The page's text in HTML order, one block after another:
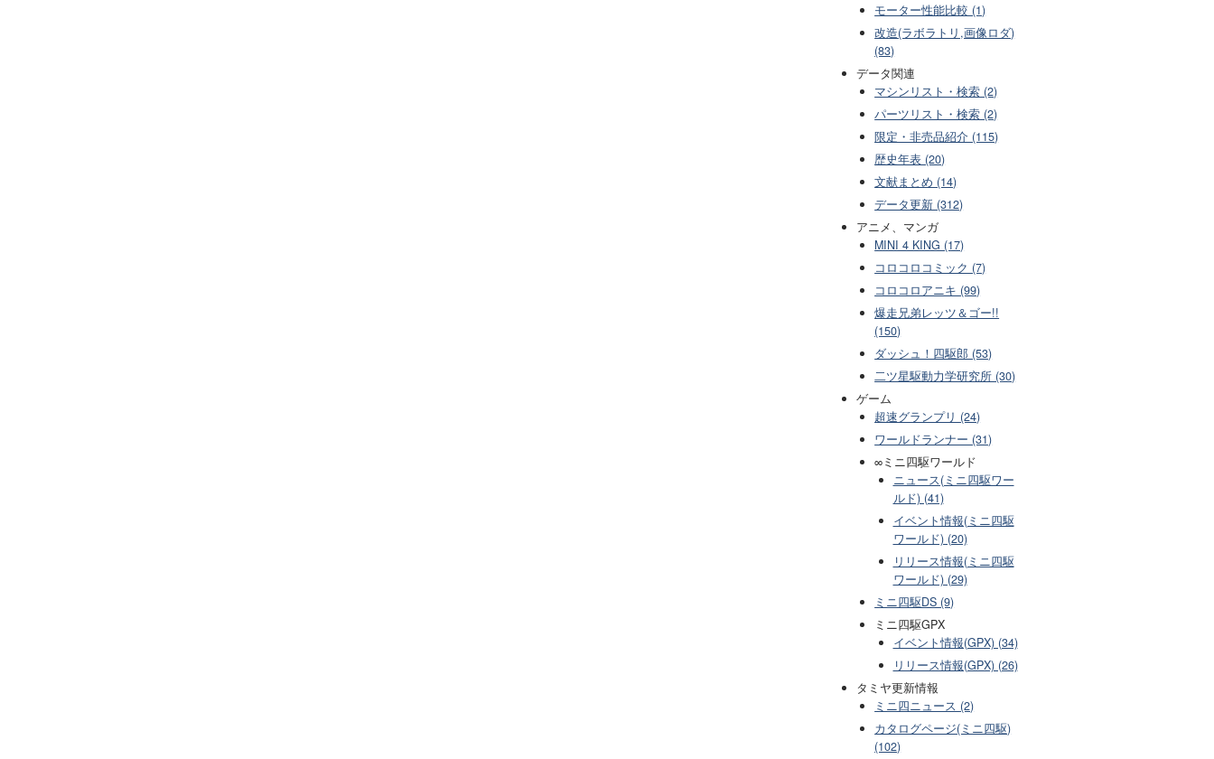
モーター性能比較 (1)
改造(ラボラトリ,画像ロダ)
(83)
データ関連
マシンリスト・検索 (2)
パーツリスト・検索 (2)
限定・非売品紹介 (115)
歴史年表 (20)
文献まとめ (14)
データ更新 (312)
アニメ、マンガ
MINI 4 KING (17)
コロコロコミック (7)
コロコロアニキ (99)
爆走兄弟レッツ＆ゴー!!
(150)
ダッシュ！四駆郎 (53)
二ツ星駆動力学研究所 (30)
ゲーム
超速グランプリ (24)
ワールドランナー (31)
∞ミニ四駆ワールド
ニュース(ミニ四駆ワー
ルド) (41)
イベント情報(ミニ四駆
ワールド) (20)
リリース情報(ミニ四駆
ワールド) (29)
ミニ四駆DS (9)
ミニ四駆GPX
イベント情報(GPX) (34)
リリース情報(GPX) (26)
タミヤ更新情報
ミニ四ニュース (2)
カタログページ(ミニ四駆)
(102)